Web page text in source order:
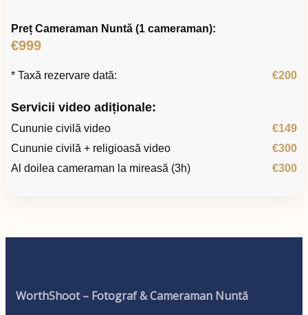
Preț Cameraman Nuntă (1 cameraman):
€999
* Taxă rezervare dată: €200
Servicii video adiționale:
Cununie civilă video
€149
Cununie civilă + religioasă video
€300
Al doilea cameraman la mireasă (3h)
€300
WorthShoot – Fotograf & Cameraman Nuntă